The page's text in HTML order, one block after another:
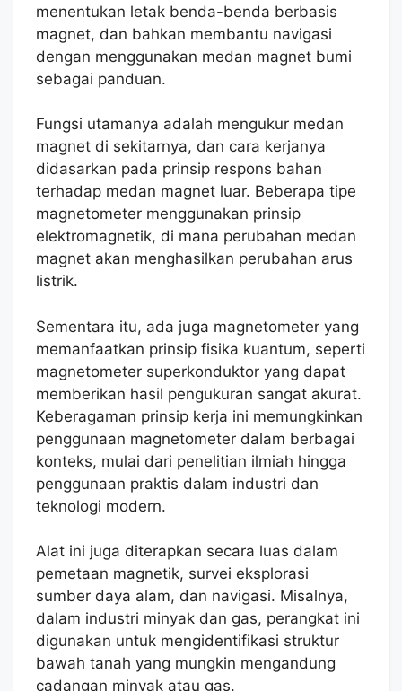
menentukan letak benda-benda berbasis
magnet, dan bahkan membantu navigasi
dengan menggunakan medan magnet bumi
sebagai panduan.
Fungsi utamanya adalah mengukur medan
magnet di sekitarnya, dan cara kerjanya
didasarkan pada prinsip respons bahan
terhadap medan magnet luar. Beberapa tipe
magnetometer menggunakan prinsip
elektromagnetik, di mana perubahan medan
magnet akan menghasilkan perubahan arus
listrik.
Sementara itu, ada juga magnetometer yang
memanfaatkan prinsip fisika kuantum, seperti
magnetometer superkonduktor yang dapat
memberikan hasil pengukuran sangat akurat.
Keberagaman prinsip kerja ini memungkinkan
penggunaan magnetometer dalam berbagai
konteks, mulai dari penelitian ilmiah hingga
penggunaan praktis dalam industri dan
teknologi modern.
Alat ini juga diterapkan secara luas dalam
pemetaan magnetik, survei eksplorasi
sumber daya alam, dan navigasi. Misalnya,
dalam industri minyak dan gas, perangkat ini
digunakan untuk mengidentifikasi struktur
bawah tanah yang mungkin mengandung
cadangan minyak atau gas.